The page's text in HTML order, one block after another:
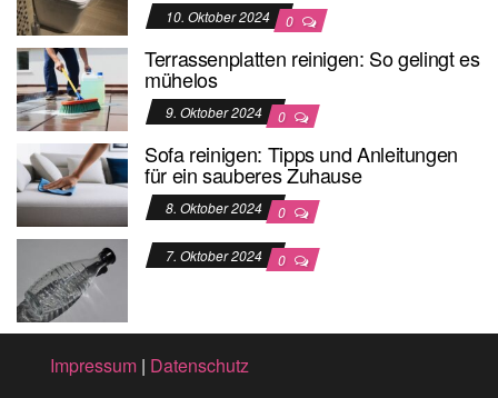
10. Oktober 2024 0
Terrassenplatten reinigen: So gelingt es
mühelos
9. Oktober 2024 0
Sofa reinigen: Tipps und Anleitungen
für ein sauberes Zuhause
8. Oktober 2024 0
7. Oktober 2024 0
Impressum | Datenschutz